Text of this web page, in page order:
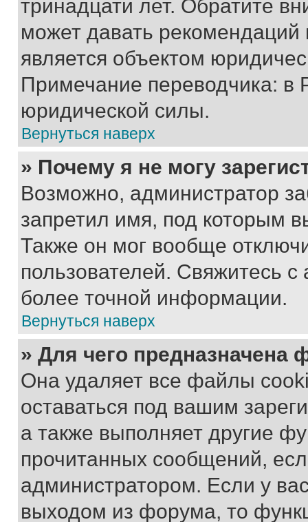
тринадцати лет. Обратите
может давать
является объектом
Примечание переводчика: в
юридической силы.
Вернуться наверх
» Почему я не могу
Возможно, администратор
запретил имя, под которым
Также он мог вообще
пользователей. Свяжитесь
более точной информации.
Вернуться наверх
» Для чего предназначена
Она удаляет все файлы
оставаться под вашим
а также выполняет другие
прочитанных сообщений,
администратором. Если у
выходом из форума, то